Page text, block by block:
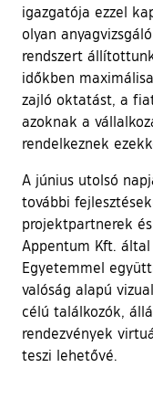
igazgatója ezzel
olyan
rendszert
időkben
zajló oktatást, a
azoknak a
rendelkeznek
A június utolsó
további
projektpartnerek
Appentum Kft.
Egyetemmel
valóság alapú
célú találkozók,
rendezvények
teszi lehetővé.